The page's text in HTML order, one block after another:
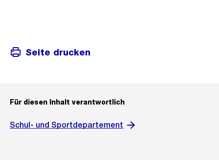
Seite drucken
Für diesen Inhalt verantwortlich
Schul- und Sportdepartement